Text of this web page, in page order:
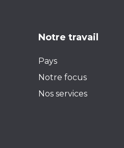
Notre travail
Pays
Notre focus
Nos services